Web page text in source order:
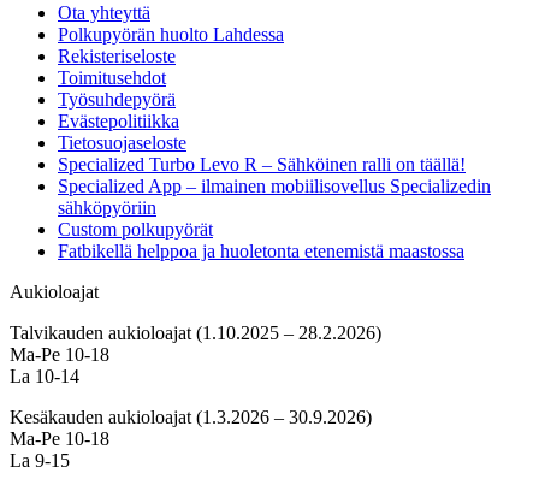
Ota yhteyttä
Polkupyörän huolto Lahdessa
Rekisteriseloste
Toimitusehdot
Työsuhdepyörä
Evästepolitiikka
Tietosuojaseloste
Specialized Turbo Levo R – Sähköinen ralli on täällä!
Specialized App – ilmainen mobiilisovellus Specializedin
sähköpyöriin
Custom polkupyörät
Fatbikellä helppoa ja huoletonta etenemistä maastossa
Aukioloajat
Talvikauden aukioloajat (1.10.2025 – 28.2.2026)
Ma-Pe 10-18
La 10-14
Kesäkauden aukioloajat (1.3.2026 – 30.9.2026)
Ma-Pe 10-18
La 9-15